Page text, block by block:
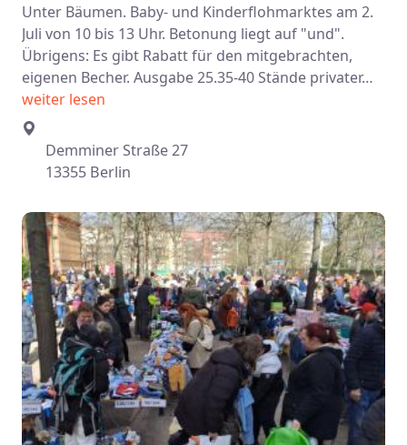
Unter Bäumen. Baby- und Kinderflohmarktes am 2.
Juli von 10 bis 13 Uhr. Betonung liegt auf "und".
Übrigens: Es gibt Rabatt für den mitgebrachten,
eigenen Becher. Ausgabe 25.35-40 Stände privater…
weiter lesen
Demminer Straße 27
13355 Berlin